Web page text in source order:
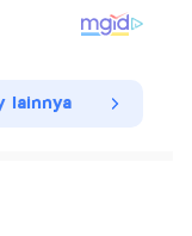
lainnya